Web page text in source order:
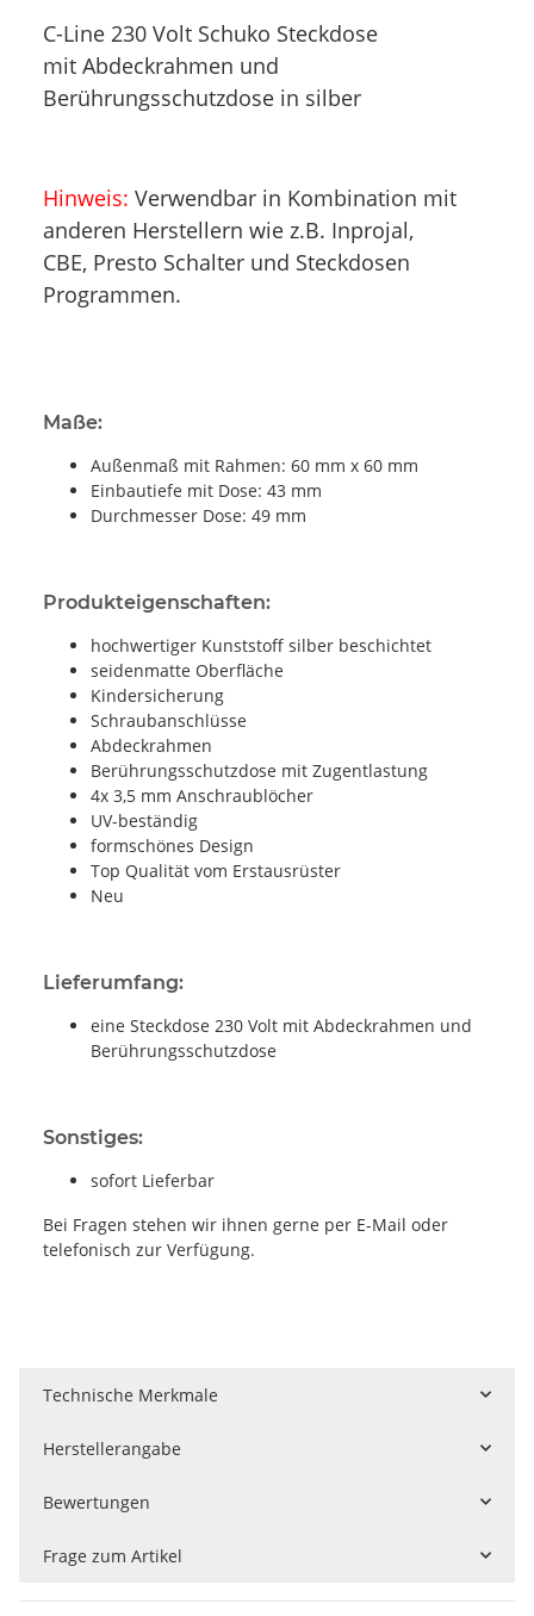
C-Line 230 Volt Schuko Steckdose
mit Abdeckrahmen und
Berührungsschutzdose in silber
Hinweis: Verwendbar in Kombination mit
anderen Herstellern wie z.B. Inprojal,
CBE, Presto Schalter und Steckdosen
Programmen.
Maße:
Außenmaß mit Rahmen: 60 mm x 60 mm
Einbautiefe mit Dose: 43 mm
Durchmesser Dose: 49 mm
Produkteigenschaften:
hochwertiger Kunststoff silber beschichtet
seidenmatte Oberfläche
Kindersicherung
Schraubanschlüsse
Abdeckrahmen
Berührungsschutzdose mit Zugentlastung
4x 3,5 mm Anschraublöcher
UV-beständig
formschönes Design
Top Qualität vom Erstausrüster
Neu
Lieferumfang:
eine Steckdose 230 Volt mit Abdeckrahmen und
Berührungsschutzdose
Sonstiges:
sofort Lieferbar
Bei Fragen stehen wir ihnen gerne per E-Mail oder
telefonisch zur Verfügung.
Technische Merkmale
Herstellerangabe
Bewertungen
Frage zum Artikel